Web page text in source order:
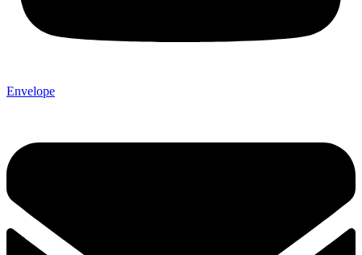
Envelope